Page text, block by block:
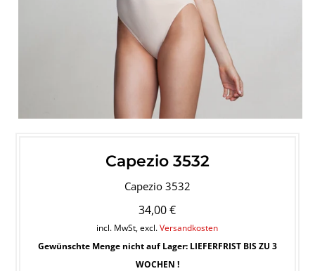
Capezio 3532
Capezio 3532
34,00 €
incl. MwSt, excl.Versandkosten
Gewünschte Menge nicht auf Lager: LIEFERFRIST BIS ZU 3
WOCHEN !